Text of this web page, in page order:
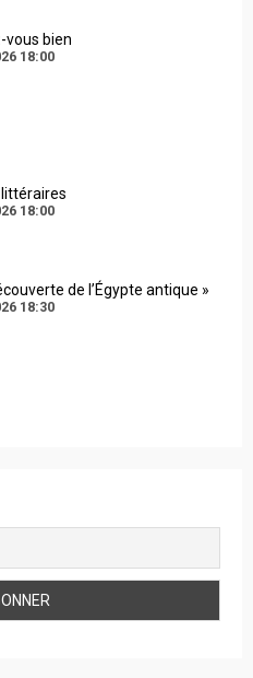
vous bien
18:00
18:00
de l’Égypte antique »
18:30